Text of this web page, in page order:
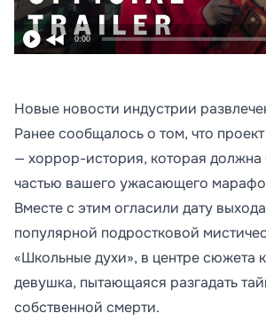
0:00
Новые новости индустрии
Ранее сообщалось о том, что
— хоррор-история, которая должна
частью вашего ужасающего
Вместе с этим огласили дату
популярной подростковой
«Школьные духи», в центре сюжета
девушка, пытающаяся разгадать
собственной смерти.